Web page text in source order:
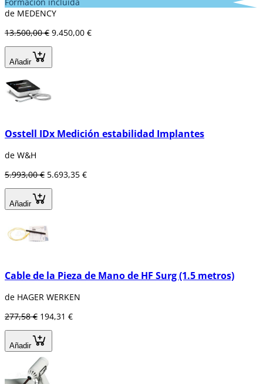
Formación incluida
de MEDENCY
13.500,00 € 9.450,00 €
Añadir
Osstell IDx Medición estabilidad Implantes
de W&H
5.993,00 € 5.693,35 €
Añadir
Cable de la Pieza de Mano de HF Surg (1.5 metros)
de HAGER WERKEN
277,58 € 194,31 €
Añadir